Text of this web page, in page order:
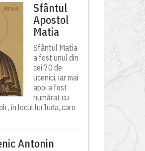
Sfântul
Apostol
Matia
Sfântul Matia
a fost unul din
cei 70 de
ucenici, iar mai
apoi a fost
numărat cu
, în locul lui Iuda, care
Antonin